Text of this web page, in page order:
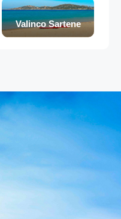
Valinco Sartene